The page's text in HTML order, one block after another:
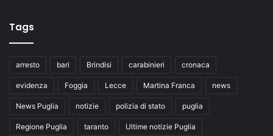
Tags
arresto bari Brindisi carabinieri cronaca
evidenza Foggia Lecce Martina Franca news
News Puglia notizie polizia di stato puglia
Regione Puglia taranto Ultime notizie Puglia